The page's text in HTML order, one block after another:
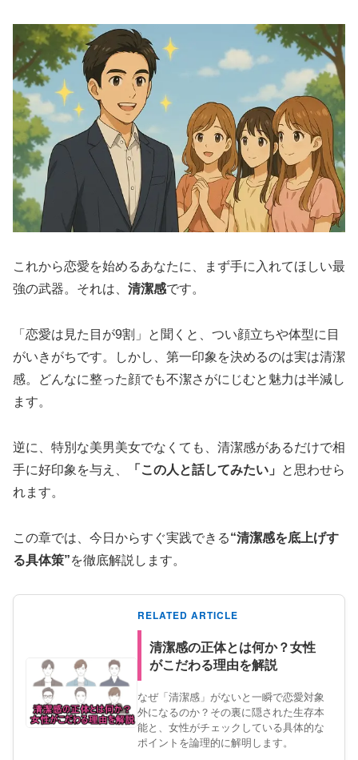
これから恋愛を始めるあなたに、まず手に入れてほしい最
強の武器。それは、 清潔感です。
「恋愛は見た目が9割」と聞くと、つい顔立ちや体型に目
がいきがちです。しかし、第一印象を決めるのは実は清潔
感。どんなに整った顔でも不潔さがにじむと魅力は半減し
ます。
逆に、特別な美男美女でなくても、清潔感があるだけで相
手に好印象を与え、
「この人と話してみたい」
と思わせら
れます。
この章では、今日からすぐ実践できる“清潔感を底上げす
る具体策”を徹底解説します。
RELATED ARTICLE
清潔感の正体とは何か？女性
がこだわる理由を解説
なぜ「清潔感」がないと一瞬で恋愛対象
外になるのか？その裏に隠された生存本
能と、女性がチェックしている具体的な
ポイントを論理的に解明します。